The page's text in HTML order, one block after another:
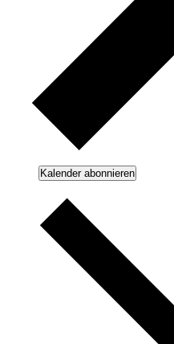
Kalender abonnieren